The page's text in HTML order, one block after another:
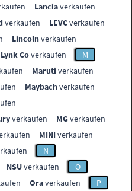
Lanciaverkaufen
verkaufen LEVCverkaufen
Lincolnverkaufen
Lynk Coverkaufen
M
Maruti verkaufen
Maybachverkaufen
verkaufen MGverkaufen
MINIverkaufen
N
NSUverkaufen
O
Oraverkaufen
P